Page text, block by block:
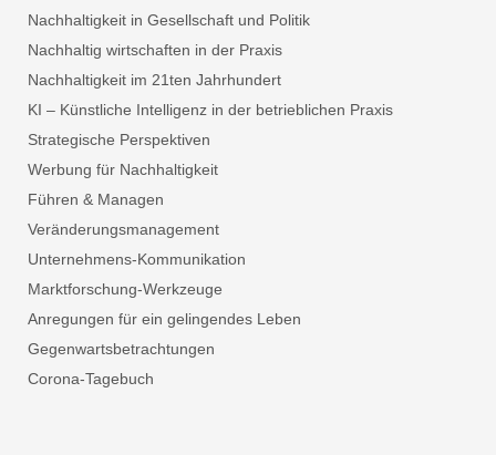
Nachhaltigkeit in Gesellschaft und Politik
Nachhaltig wirtschaften in der Praxis
Nachhaltigkeit im 21ten Jahrhundert
KI – Künstliche Intelligenz in der betrieblichen Praxis
Strategische Perspektiven
Werbung für Nachhaltigkeit
Führen & Managen
Veränderungsmanagement
Unternehmens-Kommunikation
Marktforschung-Werkzeuge
Anregungen für ein gelingendes Leben
Gegenwartsbetrachtungen
Corona-Tagebuch